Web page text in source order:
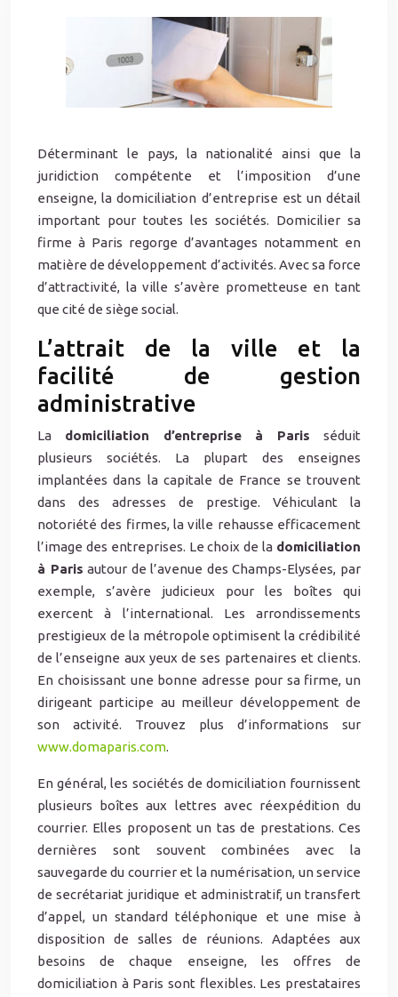
Déterminant le pays, la nationalité ainsi que la
juridiction compétente et l’imposition d’une
enseigne, la domiciliation d’entreprise est un détail
important pour toutes les sociétés. Domicilier sa
firme à Paris regorge d’avantages notamment en
matière de développement d’activités. Avec sa force
d’attractivité, la ville s’avère prometteuse en tant
que cité de siège social.
L’attrait de la ville et la
facilité de gestion
administrative
La domiciliation d’entreprise à Paris séduit
plusieurs sociétés. La plupart des enseignes
implantées dans la capitale de France se trouvent
dans des adresses de prestige. Véhiculant la
notoriété des firmes, la ville rehausse efficacement
l’image des entreprises. Le choix de la domiciliation
à Paris autour de l’avenue des Champs-Elysées, par
exemple, s’avère judicieux pour les boîtes qui
exercent à l’international. Les arrondissements
prestigieux de la métropole optimisent la crédibilité
de l’enseigne aux yeux de ses partenaires et clients.
En choisissant une bonne adresse pour sa firme, un
dirigeant participe au meilleur développement de
son activité. Trouvez plus d’informations sur
www.domaparis.com.
En général, les sociétés de domiciliation fournissent
plusieurs boîtes aux lettres avec réexpédition du
courrier. Elles proposent un tas de prestations. Ces
dernières sont souvent combinées avec la
sauvegarde du courrier et la numérisation, un service
de secrétariat juridique et administratif, un transfert
d’appel, un standard téléphonique et une mise à
disposition de salles de réunions. Adaptées aux
besoins de chaque enseigne, les offres de
domiciliation à Paris sont flexibles. Les prestataires